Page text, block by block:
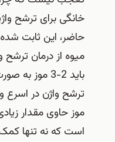
خانگی برای ترشح
حاضر، این ثابت
میوه از درمان
باید 2-3 موز
ترشح واژن در
موز حاوی مقدار
است که نه تنها